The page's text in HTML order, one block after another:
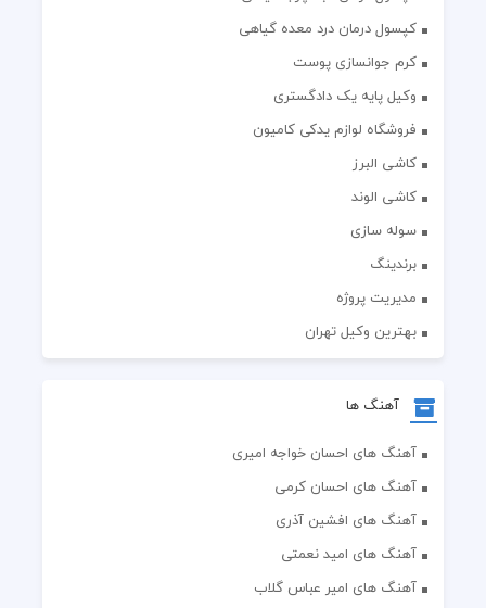
کپسول درمان درد معده گیاهی
کرم جوانسازی پوست
وکیل پایه یک دادگستری
فروشگاه لوازم یدکی کامیون
کاشی البرز
کاشی الوند
سوله سازی
برندینگ
مدیریت پروژه
بهترین وکیل تهران
آهنگ ها
آهنگ های احسان خواجه امیری
آهنگ های احسان کرمی
آهنگ های افشین آذری
آهنگ های امید نعمتی
آهنگ های امیر عباس گلاب